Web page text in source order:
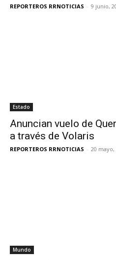
REPORTEROS RRNOTICIAS - 9 junio,
Estado
Anuncian vuelo de
a través de Volaris
REPORTEROS RRNOTICIAS - 20 mayo,
Mundo